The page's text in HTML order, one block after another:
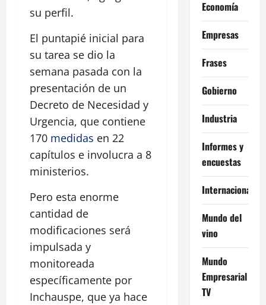
su perfil.
El puntapié inicial para
su tarea se dio la
semana pasada con la
presentación de un
Decreto de Necesidad y
Urgencia, que contiene
170 medidas en 22
capítulos e involucra a 8
ministerios.
Pero esta enorme
cantidad de
modificaciones será
impulsada y
monitoreada
específicamente por
Inchauspe, que ya hace
Economía
Empresas
Frases
Gobierno
Industria
Informes y
encuestas
Internacional
Mundo del
vino
Mundo
Empresarial
TV